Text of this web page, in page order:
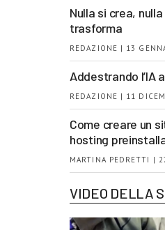
Nulla si crea,
trasforma
REDAZIONE | 13
Addestrando l’IA
REDAZIONE | 11
Come creare un
hosting
MARTINA PEDRETTI |
VIDEO DELLA